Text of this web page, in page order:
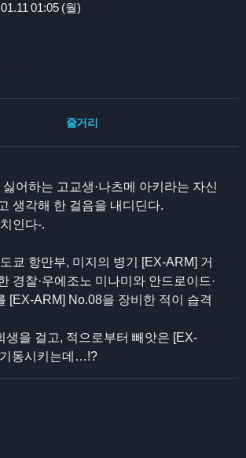
01:05 (월)
줄거리
어하는 고교생·나츠메 아키라는 자신
생각해 한 걸음을 내디딘다.
인다-.
쿄 항만부, 미지의 병기 [EX-ARM] 거
경찰·우에조노 미나미와 안드로이드·
[EX-ARM] No.08을 장비한 적이 습격
생을 걸고, 적으로부터 빼앗은 [EX-
동시키는데…!?